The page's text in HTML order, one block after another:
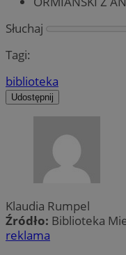
Słuchaj
Tagi:
biblioteka
Udostępnij
Klaudia Rumpel
Źródło: Biblioteka
reklama